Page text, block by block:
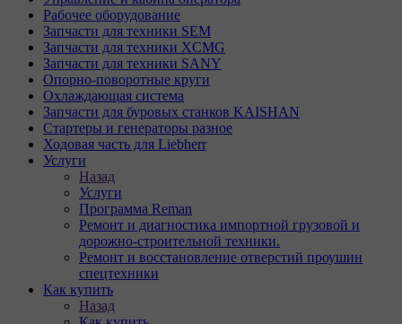
Рабочее оборудование
Запчасти для техники SEM
Запчасти для техники XCMG
Запчасти для техники SANY
Опорно-поворотные круги
Охлаждающая система
Запчасти для буровых станков KAISHAN
Стартеры и генераторы разное
Ходовая часть для Liebherr
Услуги
Назад
Услуги
Программа Reman
Ремонт и диагностика импортной грузовой и
дорожно-строительной техники.
Ремонт и восстановление отверстий проушин
спецтехники
Как купить
Назад